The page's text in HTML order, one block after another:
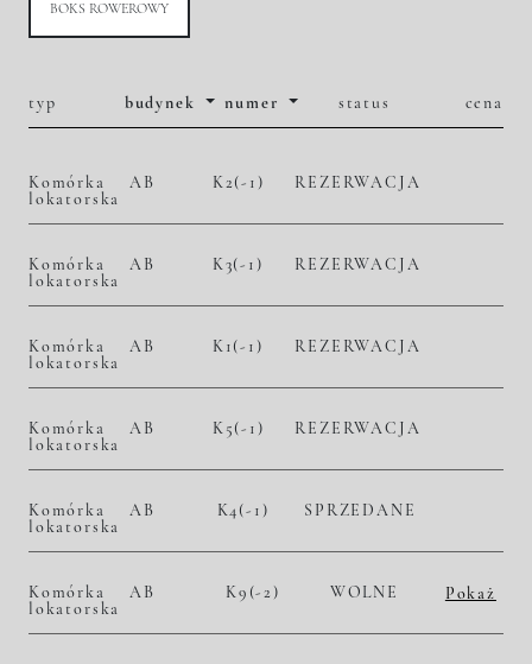
BOKS ROWEROWY
typ budynek numer status cena
Komórka
lokatorska
AB K2(-1) REZERWACJA
Komórka
lokatorska
AB K3(-1) REZERWACJA
Komórka
lokatorska
AB K1(-1) REZERWACJA
Komórka
lokatorska
AB K5(-1) REZERWACJA
Komórka
lokatorska
AB K4(-1) SPRZEDANE
Komórka
lokatorska
AB K9(-2) WOLNE
Pokaż